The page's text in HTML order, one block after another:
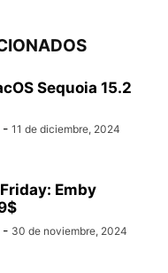
Sequoia 15.2
- 11 de diciembre, 2024
Emby
- 30 de noviembre, 2024